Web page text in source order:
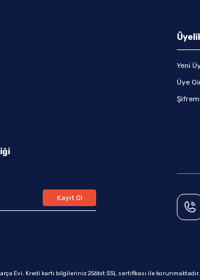
Yeni
Üye
Kayıt Ol
Evi. Kredi kartı bilgileriniz 256bit SSL sertifikası ile korunmaktadır.